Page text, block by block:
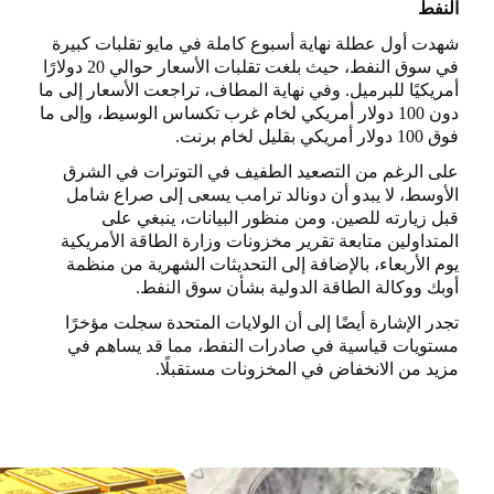
النفط
شهدت أول عطلة نهاية أسبوع كاملة في مايو تقلبات كبيرة
في سوق النفط، حيث بلغت تقلبات الأسعار حوالي 20 دولارًا
أمريكيًا للبرميل. وفي نهاية المطاف، تراجعت الأسعار إلى ما
دون 100 دولار أمريكي لخام غرب تكساس الوسيط، وإلى ما
فوق 100 دولار أمريكي بقليل لخام برنت.
على الرغم من التصعيد الطفيف في التوترات في الشرق
الأوسط، لا يبدو أن دونالد ترامب يسعى إلى صراع شامل
قبل زيارته للصين. ومن منظور البيانات، ينبغي على
المتداولين متابعة تقرير مخزونات وزارة الطاقة الأمريكية
يوم الأربعاء، بالإضافة إلى التحديثات الشهرية من منظمة
أوبك ووكالة الطاقة الدولية بشأن سوق النفط.
تجدر الإشارة أيضًا إلى أن الولايات المتحدة سجلت مؤخرًا
مستويات قياسية في صادرات النفط، مما قد يساهم في
مزيد من الانخفاض في المخزونات مستقبلًا.